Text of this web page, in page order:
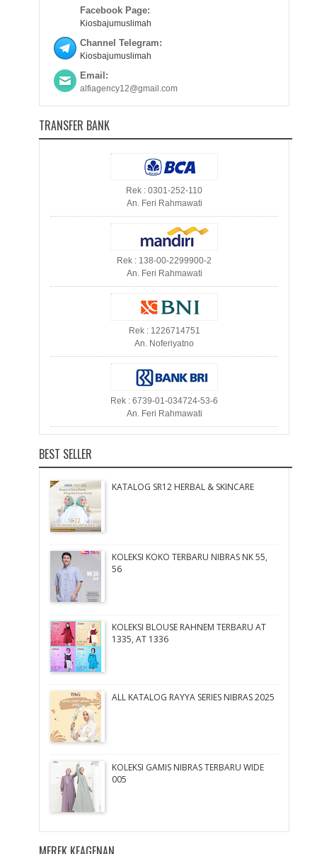
Facebook Page:
Kiosbajumuslimah
Channel Telegram:
Kiosbajumuslimah
Email:
alfiagency12@gmail.com
TRANSFER BANK
Rek : 0301-252-110
An. Feri Rahmawati
Rek : 138-00-2299900-2
An. Feri Rahmawati
Rek : 1226714751
An. Noferiyatno
Rek : 6739-01-034724-53-6
An. Feri Rahmawati
BEST SELLER
KATALOG SR12 HERBAL & SKINCARE
KOLEKSI KOKO TERBARU NIBRAS NK 55,
56
KOLEKSI BLOUSE RAHNEM TERBARU AT
1335, AT 1336
ALL KATALOG RAYYA SERIES NIBRAS 2025
KOLEKSI GAMIS NIBRAS TERBARU WIDE
005